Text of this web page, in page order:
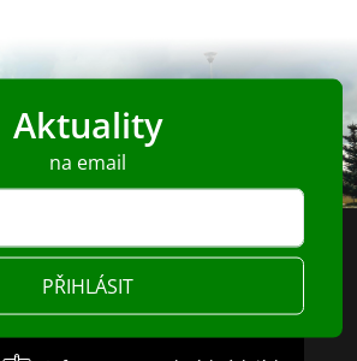
Aktuality
na email
PŘIHLÁSIT